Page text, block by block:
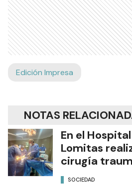
Edición Impresa
NOTAS
En el
Lomitas
cirugía
SOCIEDAD